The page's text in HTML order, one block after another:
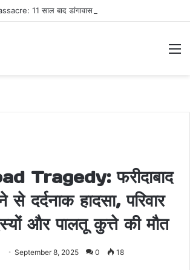
Tragedy: फरीदाबाद
दर्दनाक हादसा, परिवार
और पालतू कुत्ते की मौत
September 8, 2025 0 18